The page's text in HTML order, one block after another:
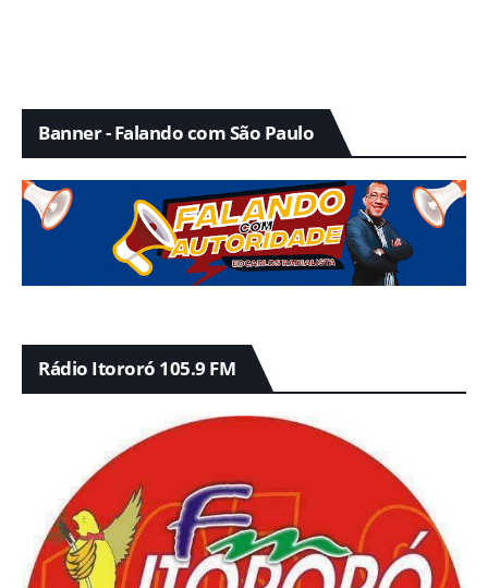
Banner - Falando com São Paulo
Rádio Itororó 105.9 FM